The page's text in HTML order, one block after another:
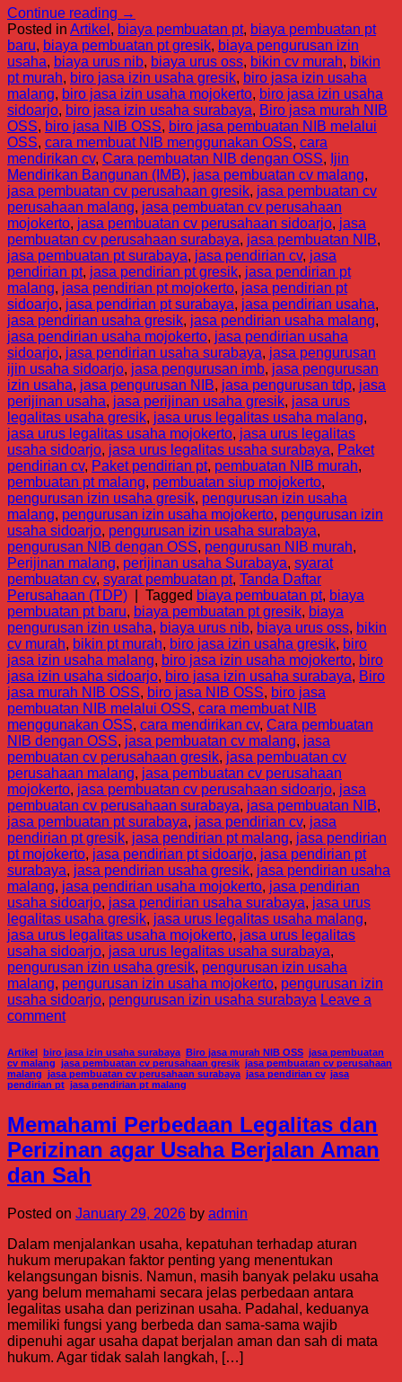
Continue reading →
Posted in Artikel , biaya pembuatan pt, biaya pembuatan pt
baru, biaya pembuatan pt gresik, biaya pengurusan izin
usaha, biaya urus nib, biaya urus oss, bikin cv murah, bikin
pt murah, biro jasa izin usaha gresik, biro jasa izin usaha
malang, biro jasa izin usaha mojokerto, biro jasa izin usaha
sidoarjo, biro jasa izin usaha surabaya, Biro jasa murah NIB
OSS, biro jasa NIB OSS, biro jasa pembuatan NIB melalui
OSS, cara membuat NIB menggunakan OSS, cara
mendirikan cv, Cara pembuatan NIB dengan OSS, Ijin
Mendirikan Bangunan (IMB), jasa pembuatan cv malang,
jasa pembuatan cv perusahaan gresik, jasa pembuatan cv
perusahaan malang, jasa pembuatan cv perusahaan
mojokerto, jasa pembuatan cv perusahaan sidoarjo, jasa
pembuatan cv perusahaan surabaya, jasa pembuatan NIB,
jasa pembuatan pt surabaya, jasa pendirian cv, jasa
pendirian pt, jasa pendirian pt gresik, jasa pendirian pt
malang, jasa pendirian pt mojokerto, jasa pendirian pt
sidoarjo, jasa pendirian pt surabaya, jasa pendirian usaha,
jasa pendirian usaha gresik, jasa pendirian usaha malang,
jasa pendirian usaha mojokerto, jasa pendirian usaha
sidoarjo, jasa pendirian usaha surabaya, jasa pengurusan
ijin usaha sidoarjo, jasa pengurusan imb, jasa pengurusan
izin usaha, jasa pengurusan NIB, jasa pengurusan tdp, jasa
perijinan usaha, jasa perijinan usaha gresik, jasa urus
legalitas usaha gresik, jasa urus legalitas usaha malang,
jasa urus legalitas usaha mojokerto, jasa urus legalitas
usaha sidoarjo, jasa urus legalitas usaha surabaya, Paket
pendirian cv, Paket pendirian pt, pembuatan NIB murah,
pembuatan pt malang, pembuatan siup mojokerto,
pengurusan izin usaha gresik, pengurusan izin usaha
malang, pengurusan izin usaha mojokerto, pengurusan izin
usaha sidoarjo, pengurusan izin usaha surabaya,
pengurusan NIB dengan OSS, pengurusan NIB murah,
Perijinan malang, perijinan usaha Surabaya, syarat
pembuatan cv, syarat pembuatan pt, Tanda Daftar
Perusahaan (TDP)
Tagged biaya pembuatan pt, biaya
pembuatan pt baru, biaya pembuatan pt gresik, biaya
pengurusan izin usaha, biaya urus nib, biaya urus oss, bikin
cv murah, bikin pt murah, biro jasa izin usaha gresik, biro
jasa izin usaha malang, biro jasa izin usaha mojokerto, biro
jasa izin usaha sidoarjo, biro jasa izin usaha surabaya, Biro
jasa murah NIB OSS, biro jasa NIB OSS, biro jasa
pembuatan NIB melalui OSS, cara membuat NIB
menggunakan OSS, cara mendirikan cv, Cara pembuatan
NIB dengan OSS, jasa pembuatan cv malang, jasa
pembuatan cv perusahaan gresik, jasa pembuatan cv
perusahaan malang, jasa pembuatan cv perusahaan
mojokerto, jasa pembuatan cv perusahaan sidoarjo, jasa
pembuatan cv perusahaan surabaya, jasa pembuatan NIB,
jasa pembuatan pt surabaya, jasa pendirian cv, jasa
pendirian pt gresik, jasa pendirian pt malang, jasa pendirian
pt mojokerto, jasa pendirian pt sidoarjo, jasa pendirian pt
surabaya, jasa pendirian usaha gresik, jasa pendirian usaha
malang, jasa pendirian usaha mojokerto, jasa pendirian
usaha sidoarjo, jasa pendirian usaha surabaya, jasa urus
legalitas usaha gresik, jasa urus legalitas usaha malang,
jasa urus legalitas usaha mojokerto, jasa urus legalitas
usaha sidoarjo, jasa urus legalitas usaha surabaya,
pengurusan izin usaha gresik, pengurusan izin usaha
malang, pengurusan izin usaha mojokerto, pengurusan izin
usaha sidoarjo, pengurusan izin usaha surabaya Leave a
comment
Artikel biro jasa izin usaha surabaya Biro jasa murah NIB OSS jasa pembuatan
cv malang jasa pembuatan cv perusahaan gresik jasa pembuatan cv perusahaan
malang jasa pembuatan cv perusahaan surabaya jasa pendirian cv, jasa
pendirian pt jasa pendirian pt malang
Memahami Perbedaan Legalitas dan
Perizinan agar Usaha Berjalan Aman
dan Sah
Posted on January 29, 2026 by admin
Dalam menjalankan usaha, kepatuhan terhadap aturan
hukum merupakan faktor penting yang menentukan
kelangsungan bisnis. Namun, masih banyak pelaku usaha
yang belum memahami secara jelas perbedaan antara
legalitas usaha dan perizinan usaha. Padahal, keduanya
memiliki fungsi yang berbeda dan sama-sama wajib
dipenuhi agar usaha dapat berjalan aman dan sah di mata
hukum. Agar tidak salah langkah, […]